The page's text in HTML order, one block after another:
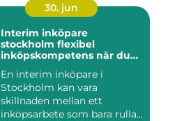
30. jun
Interim inköpare
stockholm flexibel
inköpskompetens när du
En interim inköpare i
Stockholm kan vara
skillnaden mellan ett
inköpsarbete som bara rullar